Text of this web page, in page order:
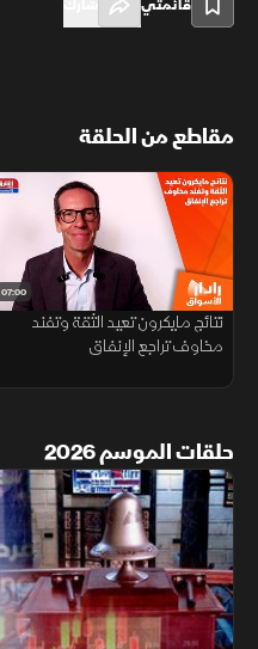
قائمتي
مقاطع من الحلقة
07:00
نتائج مايكرون تعيد الثقة وتفند
مخاوف تراجع الإنفاق
حلقات الموسم 2026